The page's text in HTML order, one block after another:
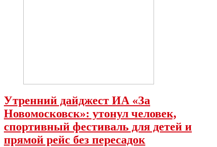
Утренний дайджест ИА «За
Новомосковск»: утонул человек,
спортивный фестиваль для детей и
прямой рейс без пересадок